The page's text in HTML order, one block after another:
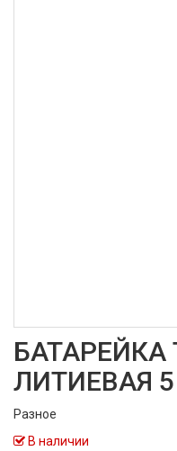
БАТАРЕЙКА
ЛИТИЕВАЯ
Разное
В наличии